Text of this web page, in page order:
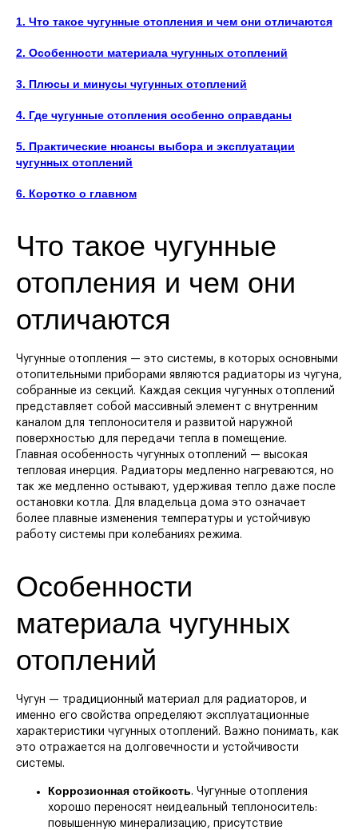
1. Что такое чугунные отопления и чем они отличаются
2. Особенности материала чугунных отоплений
3. Плюсы и минусы чугунных отоплений
4. Где чугунные отопления особенно оправданы
5. Практические нюансы выбора и эксплуатации
чугунных отоплений
6. Коротко о главном
Что такое чугунные
отопления и чем они
отличаются
Чугунные отопления — это системы, в которых основными
отопительными приборами являются радиаторы из чугуна,
собранные из секций. Каждая секция чугунных отоплений
представляет собой массивный элемент с внутренним
каналом для теплоносителя и развитой наружной
поверхностью для передачи тепла в помещение.
Главная особенность чугунных отоплений — высокая
тепловая инерция. Радиаторы медленно нагреваются, но
так же медленно остывают, удерживая тепло даже после
остановки котла. Для владельца дома это означает
более плавные изменения температуры и устойчивую
работу системы при колебаниях режима.
Особенности
материала чугунных
отоплений
Чугун — традиционный материал для радиаторов, и
именно его свойства определяют эксплуатационные
характеристики чугунных отоплений. Важно понимать, как
это отражается на долговечности и устойчивости
системы.
Коррозионная стойкость. Чугунные отопления
хорошо переносят неидеальный теплоноситель:
повышенную минерализацию, присутствие